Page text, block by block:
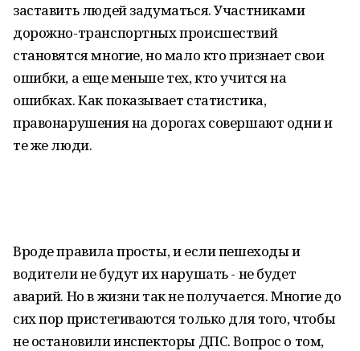
заставить людей задуматься. Участниками
дорожно-транспортных происшествий
становятся многие, но мало кто признает свои
ошибки, а еще меньше тех, кто учится на
ошибках. Как показывает статистика,
правонарушения на дорогах совершают одни и
те же люди.
Вроде правила просты, и если пешеходы и
водители не будут их нарушать - не будет
аварий. Но в жизни так не получается. Многие до
сих пор пристегиваются только для того, чтобы
не остановили инспекторы ДПС. Вопрос о том,